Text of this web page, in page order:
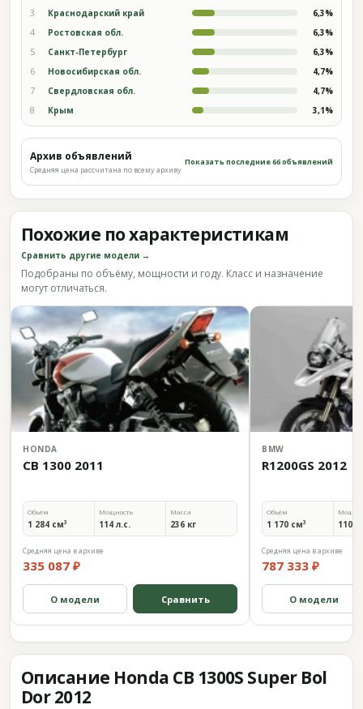
3 Краснодарский край 6,3%
4 Ростовская обл. 6,3%
5 Санкт-Петербург 6,3%
6 Новосибирская обл. 4,7%
7 Свердловская обл. 4,7%
8 Крым 3,1%
Архив объявлений
Средняя цена рассчитана по всему архиву
Показать последние 66 объявлений
Похожие по характеристикам
Сравнить другие модели →
Подобраны по объёму, мощности и году. Класс и назначение
могут отличаться.
HONDA
CB 1300 2011
Объём
1 284 см³
Мощность
114 л.с.
Масса
236 кг
Средняя цена в архиве
335 087 ₽
О модели Сравнить
BMW
R1200GS 2012
Объём
1 170 см³ 110
Средняя цена в архиве
787 333 ₽
О модели
Описание Honda CB 1300S Super Bol
Dor 2012